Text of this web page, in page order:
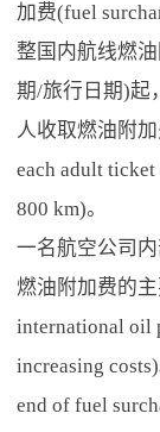
加费(fuel
整国内航线燃
期/旅行日期)起
人收取燃油附
each adult ticket
800 km)。
一名航空公司
燃油附加费的
international oil
increasing
end of fuel